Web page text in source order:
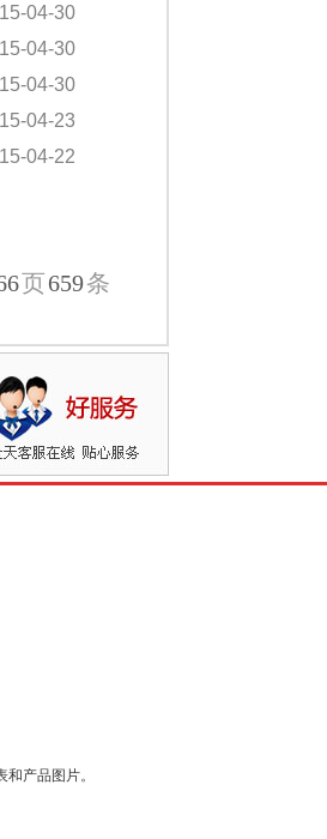
04-30
04-30
04-30
04-23
04-22
页659条
产品图片。